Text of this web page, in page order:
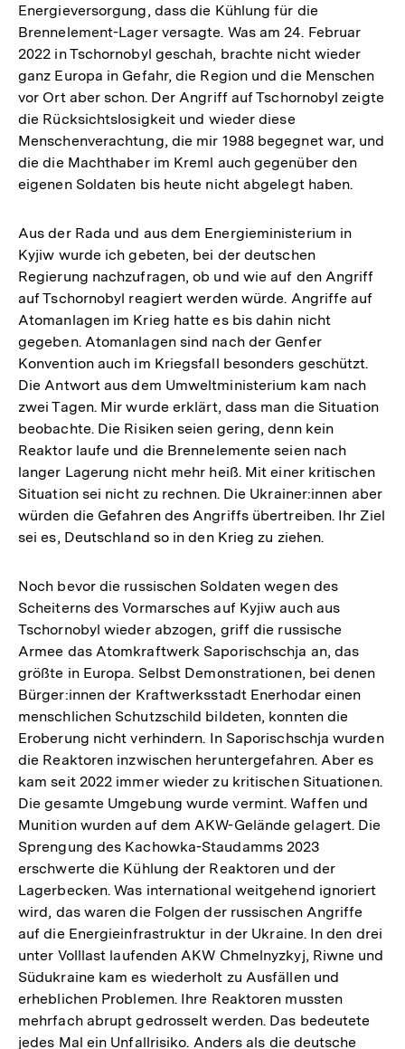
Energieversorgung, dass die Kühlung für die
Brennelement-Lager versagte. Was am 24. Februar
2022 in Tschornobyl geschah, brachte nicht wieder
ganz Europa in Gefahr, die Region und die Menschen
vor Ort aber schon. Der Angriff auf Tschornobyl zeigte
die Rücksichtslosigkeit und wieder diese
Menschenverachtung, die mir 1988 begegnet war, und
die die Machthaber im Kreml auch gegenüber den
eigenen Soldaten bis heute nicht abgelegt haben.
Aus der Rada und aus dem Energieministerium in
Kyjiw wurde ich gebeten, bei der deutschen
Regierung nachzufragen, ob und wie auf den Angriff
auf Tschornobyl reagiert werden würde. Angriffe auf
Atomanlagen im Krieg hatte es bis dahin nicht
gegeben. Atomanlagen sind nach der Genfer
Konvention auch im Kriegsfall besonders geschützt.
Die Antwort aus dem Umweltministerium kam nach
zwei Tagen. Mir wurde erklärt, dass man die Situation
beobachte. Die Risiken seien gering, denn kein
Reaktor laufe und die Brennelemente seien nach
langer Lagerung nicht mehr heiß. Mit einer kritischen
Situation sei nicht zu rechnen. Die Ukrainer:innen aber
würden die Gefahren des Angriffs übertreiben. Ihr Ziel
sei es, Deutschland so in den Krieg zu ziehen.
Noch bevor die russischen Soldaten wegen des
Scheiterns des Vormarsches auf Kyjiw auch aus
Tschornobyl wieder abzogen, griff die russische
Armee das Atomkraftwerk Saporischschja an, das
größte in Europa. Selbst Demonstrationen, bei denen
Bürger:innen der Kraftwerksstadt Enerhodar einen
menschlichen Schutzschild bildeten, konnten die
Eroberung nicht verhindern. In Saporischschja wurden
die Reaktoren inzwischen heruntergefahren. Aber es
kam seit 2022 immer wieder zu kritischen Situationen.
Die gesamte Umgebung wurde vermint. Waffen und
Munition wurden auf dem AKW-Gelände gelagert. Die
Sprengung des Kachowka-Staudamms 2023
erschwerte die Kühlung der Reaktoren und der
Lagerbecken. Was international weitgehend ignoriert
wird, das waren die Folgen der russischen Angriffe
auf die Energieinfrastruktur in der Ukraine. In den drei
unter Volllast laufenden AKW Chmelnyzkyj, Riwne und
Südukraine kam es wiederholt zu Ausfällen und
erheblichen Problemen. Ihre Reaktoren mussten
mehrfach abrupt gedrosselt werden. Das bedeutete
jedes Mal ein Unfallrisiko. Anders als die deutsche